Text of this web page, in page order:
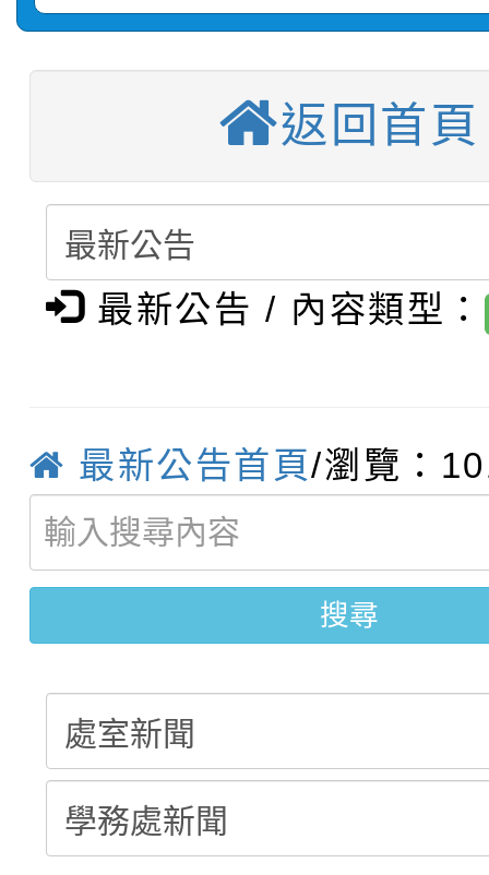
學年度第1學期第7次代
結果(第11招)
【甄選結果(第3招)】
學年度第1學期第9次代
結果(第3招)
【甄選結果(第4招)】
學年度第1學期第9次
結果(第4招)
【甄選結果(第12招)】
學年度第1學期第7次代
結果(第12招)
轉知：桃園市115學年
賽及師生本土語及新住
賽實施要點
轉知：「桃園市115學
比賽實施要點」
轉知：「115年金融知
城市手牽手，綠能透明
畫影片一案
轉知：「115學年度全
劇比賽實施要點」及修
表
轉知：桃園市115年度
敬師藝文競賽』實施計
【甄選結果(第11招)】
學年度第1學期第7次
結果(第11招)
【甄選結果(第3招)】
學年度第1學期第9次代
結果(第3招)
返回首頁
最新公告 / 內容類型：
最新公告首頁/瀏覽：
搜尋